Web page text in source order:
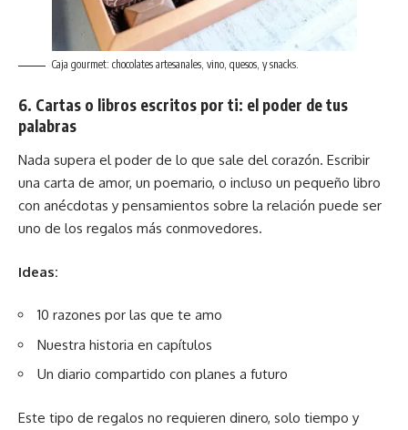
Caja gourmet: chocolates artesanales, vino, quesos, y snacks.
6. Cartas o libros escritos por ti: el poder de tus
palabras
Nada supera el poder de lo que sale del corazón. Escribir
una carta de amor, un poemario, o incluso un pequeño libro
con anécdotas y pensamientos sobre la relación puede ser
uno de los regalos más conmovedores.
Ideas:
10 razones por las que te amo
Nuestra historia en capítulos
Un diario compartido con planes a futuro
Este tipo de regalos no requieren dinero, solo tiempo y